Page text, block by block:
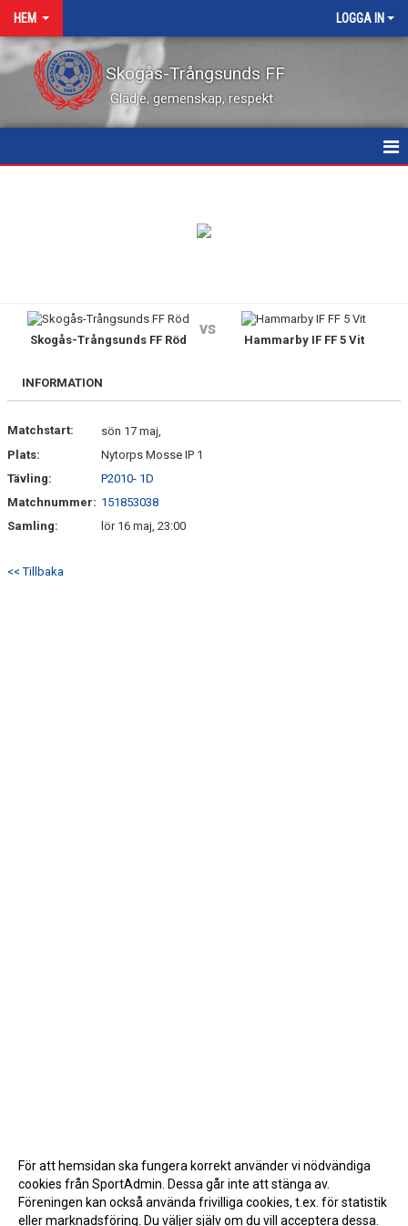
HEM LOGGA IN
Skogås-Trångsunds FF
Glädje, gemenskap, respekt
MATCHER
KONTAKT
FAQ
Skogås-Trångsunds FF Röd
vs
Hammarby IF FF 5 Vit
INFORMATION
Matchstart:
sön 17 maj,
Plats:
Nytorps Mosse IP 1
Tävling:
P2010- 1D
Matchnummer: 151853038
Samling:
lör 16 maj, 23:00
<< Tillbaka
För att hemsidan ska fungera korrekt använder vi nödvändiga
cookies från SportAdmin. Dessa går inte att stänga av.
Föreningen kan också använda frivilliga cookies, t.ex. för statistik
eller marknadsföring. Du väljer själv om du vill acceptera dessa.